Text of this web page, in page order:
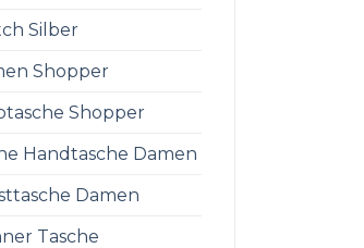
Silber
Shopper
Shopper
Handtasche Damen
Damen
Tasche